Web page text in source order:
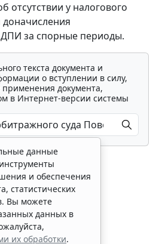
отсутствии у налогового
за спорные периоды.
текста документа и
о вступлении в силу,
документа,
в Интернет-версии системы
все материалы
данные
и обеспечения
статистических
Вы можете
данных в
их обработки.